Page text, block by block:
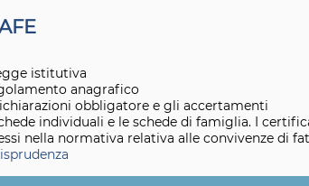
istitutiva
anagrafico
obbligatore e gli accertamenti
individuali e le schede di famiglia. I
nella normativa relativa alle convivenze di